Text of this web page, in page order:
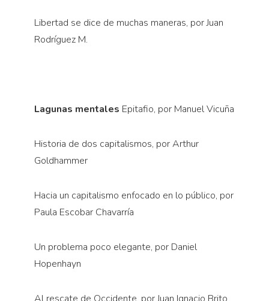
Libertad se dice de muchas maneras, por Juan
Rodríguez M.
Lagunas mentales Epitafio, por Manuel Vicuña
Historia de dos capitalismos, por Arthur
Goldhammer
Hacia un capitalismo enfocado en lo público, por
Paula Escobar Chavarría
Un problema poco elegante, por Daniel
Hopenhayn
Al rescate de Occidente, por Juan Ignacio Brito